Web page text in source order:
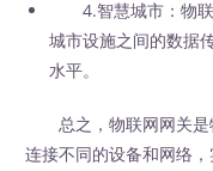
4.智慧城市：物联
城市设施之间的数据
水平。
总之，物联网网关是
连接不同的设备和网络